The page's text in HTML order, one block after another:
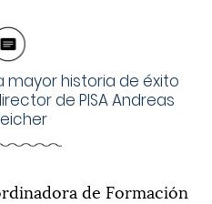
mayor historia de éxito
de PISA Andreas
de Formación